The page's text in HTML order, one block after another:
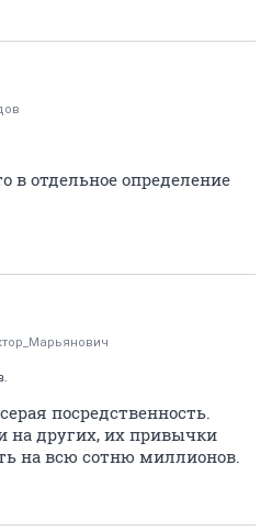
в отдельное определение
посредственность.
на других, их привычки
на всю сотню миллионов.